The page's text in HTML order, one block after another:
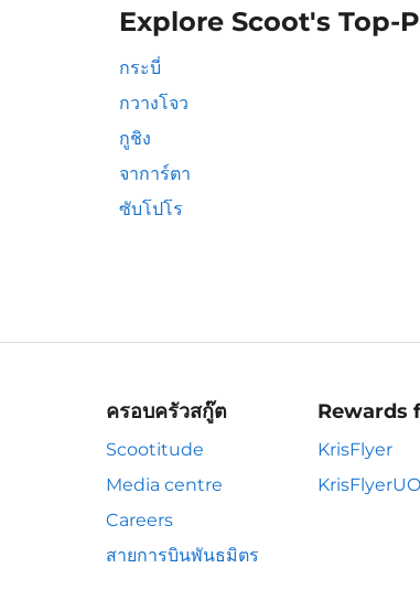
Explore Scoot's Top-
กระบี่
กวางโจว
กูชิง
จาการ์ตา
ซับโปโร
ครอบครัวสกู๊ต
Scootitude
Media centre
Careers
สายการบินพันธมิตร
Rewards
KrisFlyer